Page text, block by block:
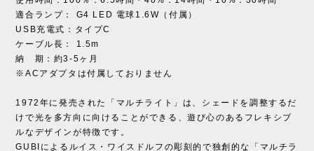
適合ランプ： G4 LED 電球1.6W（付属）
USB充電式：タイプC
ケーブル長： 1.5m
納 期：約3-5ヶ月
※ACアダプタは付属しておりません
1972年に発売された「マルチライト」は、シェードを調整するだ
けで光を多方向に向けることができる、遊び心のあるフレキシブ
ルなデザインが特徴です。
GUBIによるルイス・ワイスドルフの彫刻的で独創的な「マルチラ